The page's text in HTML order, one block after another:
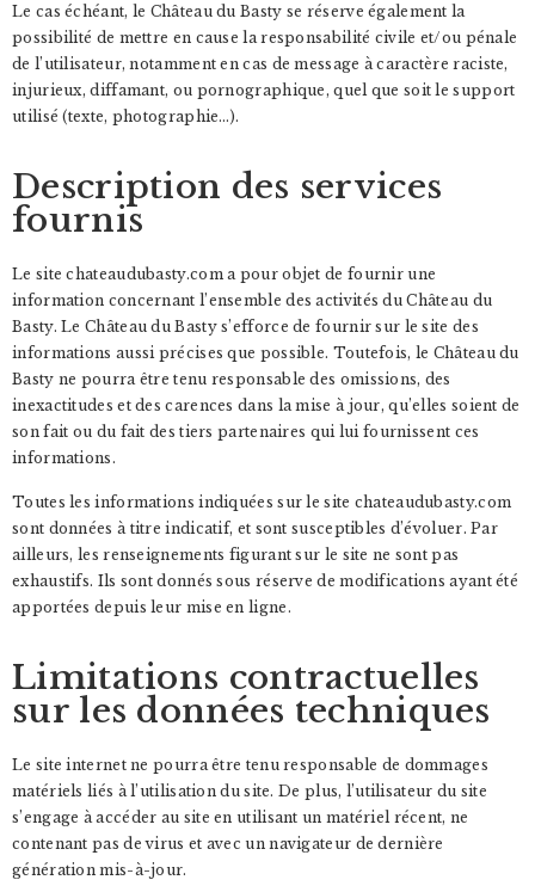
Le cas échéant, le Château du Basty se réserve également la
possibilité de mettre en cause la responsabilité civile et/ou pénale
de l’utilisateur, notamment en cas de message à caractère raciste,
injurieux, diffamant, ou pornographique, quel que soit le support
utilisé (texte, photographie…).
Description des services
fournis
Le site chateaudubasty.com a pour objet de fournir une
information concernant l’ensemble des activités du Château du
Basty. Le Château du Basty s’efforce de fournir sur le site des
informations aussi précises que possible. Toutefois, le Château du
Basty ne pourra être tenu responsable des omissions, des
inexactitudes et des carences dans la mise à jour, qu’elles soient de
son fait ou du fait des tiers partenaires qui lui fournissent ces
informations.
Toutes les informations indiquées sur le site chateaudubasty.com
sont données à titre indicatif, et sont susceptibles d’évoluer. Par
ailleurs, les renseignements figurant sur le site ne sont pas
exhaustifs. Ils sont donnés sous réserve de modifications ayant été
apportées depuis leur mise en ligne.
Limitations contractuelles
sur les données techniques
Le site internet ne pourra être tenu responsable de dommages
matériels liés à l’utilisation du site. De plus, l’utilisateur du site
s’engage à accéder au site en utilisant un matériel récent, ne
contenant pas de virus et avec un navigateur de dernière
génération mis-à-jour.